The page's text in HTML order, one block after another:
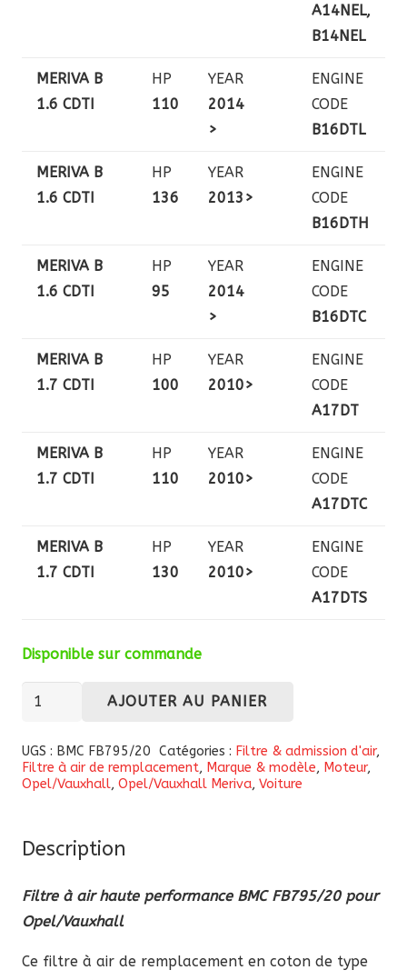
A14NEL,
B14NEL
MERIVA B
1.6 CDTI
HP
110
YEAR
2014
>
ENGINE
CODE
B16DTL
MERIVA B
1.6 CDTI
HP
136
YEAR
2013>
ENGINE
CODE
B16DTH
MERIVA B
1.6 CDTI
HP
95
YEAR
2014
>
ENGINE
CODE
B16DTC
MERIVA B
1.7 CDTI
HP
100
YEAR
2010>
ENGINE
CODE
A17DT
MERIVA B
1.7 CDTI
HP
110
YEAR
2010>
ENGINE
CODE
A17DTC
MERIVA B
1.7 CDTI
HP
130
YEAR
2010>
ENGINE
CODE
A17DTS
Disponible sur commande
quantité
Filtre
à
air
performance
FB795/20
pour
AJOUTER AU PANIER
UGS : BMC FB795/20 Catégories : Filtre & admission d'air,
Filtre à air de remplacement, Marque & modèle, Moteur,
Opel/Vauxhall, Opel/Vauxhall Meriva, Voiture
Description
Filtre à air haute performance BMC FB795/20 pour
Opel/Vauxhall
Ce filtre à air de remplacement en coton de type